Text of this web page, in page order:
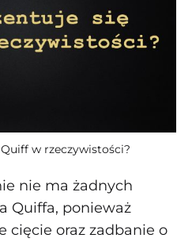
w rzeczywistości?
nie ma żadnych
Quiffa, ponieważ
cięcie oraz zadbanie o